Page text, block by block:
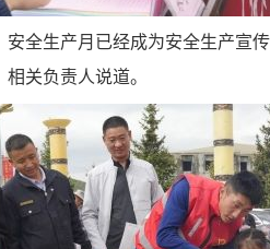
全生产月已经成为安全生产宣
关负责人说道。